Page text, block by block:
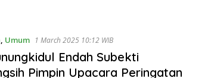
Umum 1 March 2025 10:12 WIB
Endah Subekti
Pimpin Upacara Peringatan